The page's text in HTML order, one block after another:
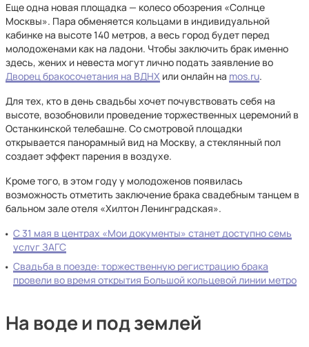
Еще одна новая площадка — колесо обозрения «Солнце
Москвы». Пара обменяется кольцами в индивидуальной
кабинке на высоте 140 метров, а весь город будет перед
молодоженами как на ладони. Чтобы заключить брак именно
здесь, жених и невеста могут лично подать заявление во
Дворец бракосочетания на ВДНХ или онлайн на mos.ru.
Для тех, кто в день свадьбы хочет почувствовать себя на
высоте, возобновили проведение торжественных церемоний в
Останкинской телебашне. Со смотровой площадки
открывается панорамный вид на Москву, а стеклянный пол
создает эффект парения в воздухе.
Кроме того, в этом году у молодоженов появилась
возможность отметить заключение брака свадебным танцем в
бальном зале отеля «Хилтон Ленинградская».
С 31 мая в центрах «Мои документы» станет доступно семь
услуг ЗАГС
Свадьба в поезде: торжественную регистрацию брака
провели во время открытия Большой кольцевой линии метро
На воде и под землей